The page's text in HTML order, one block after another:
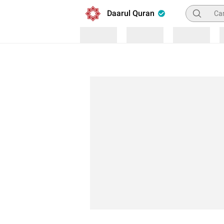
Daarul Quran Pencarian